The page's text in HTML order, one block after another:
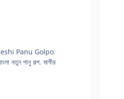
Panu Golpo,
নতুন পানু গল্প, মাগীর